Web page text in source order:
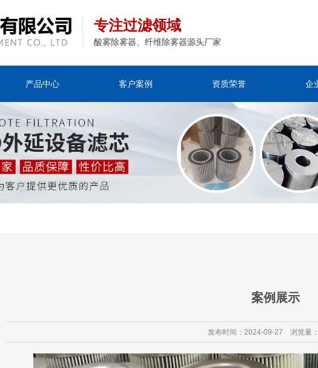
专注过滤领域
酸雾除雾器、纤维除雾器源头厂家
产品中心 客户案例 资质荣誉 企
案例展示
发布时间：2024-09-27 浏览量